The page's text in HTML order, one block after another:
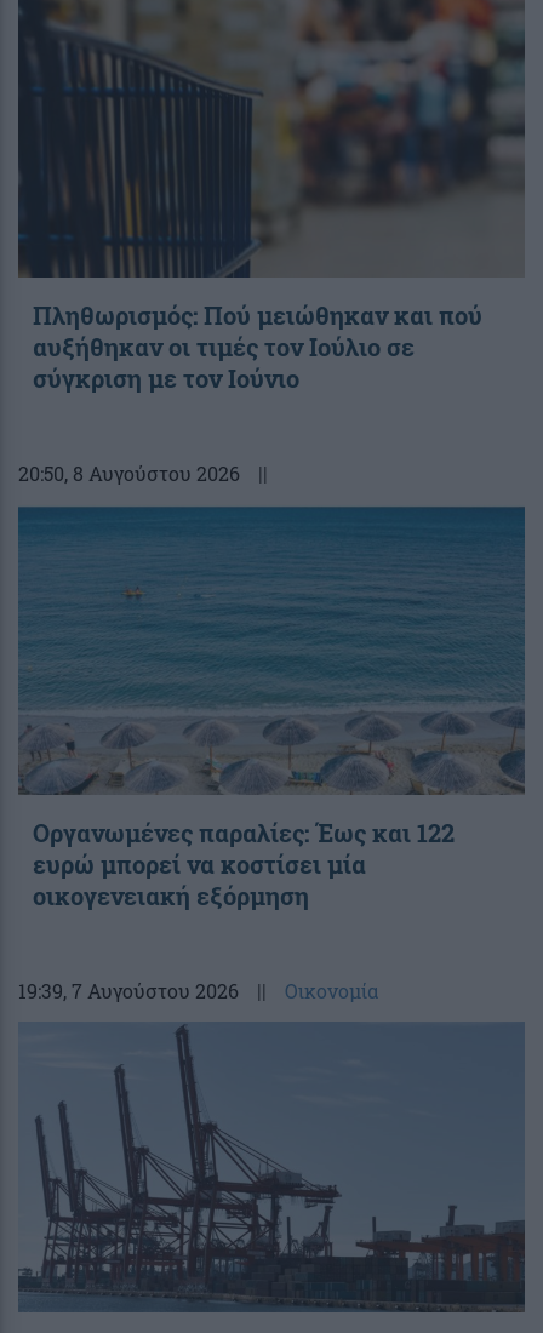
Πληθωρισμός: Πού μειώθηκαν και πού
αυξήθηκαν οι τιμές τον Ιούλιο σε
σύγκριση με τον Ιούνιο
20:50, 8 Αυγούστου 2026 ||
Οργανωμένες παραλίες: Έως και 122
ευρώ μπορεί να κοστίσει μία
οικογενειακή εξόρμηση
19:39, 7 Αυγούστου 2026 || Οικονομία